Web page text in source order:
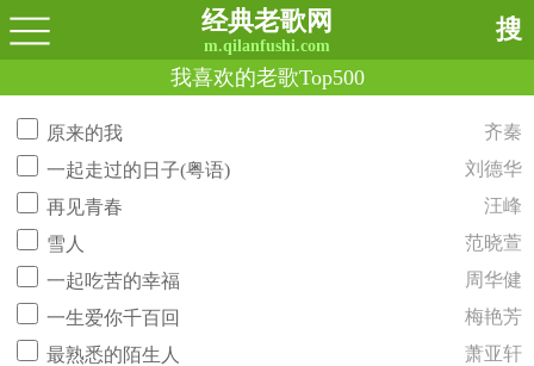
经典老歌网
m.qilanfushi.com
搜
我喜欢的老歌Top500
原来的我
齐秦
一起走过的日子(粤语)
刘德华
再见青春
汪峰
雪人
范晓萱
一起吃苦的幸福
周华健
一生爱你千百回
梅艳芳
最熟悉的陌生人
萧亚轩